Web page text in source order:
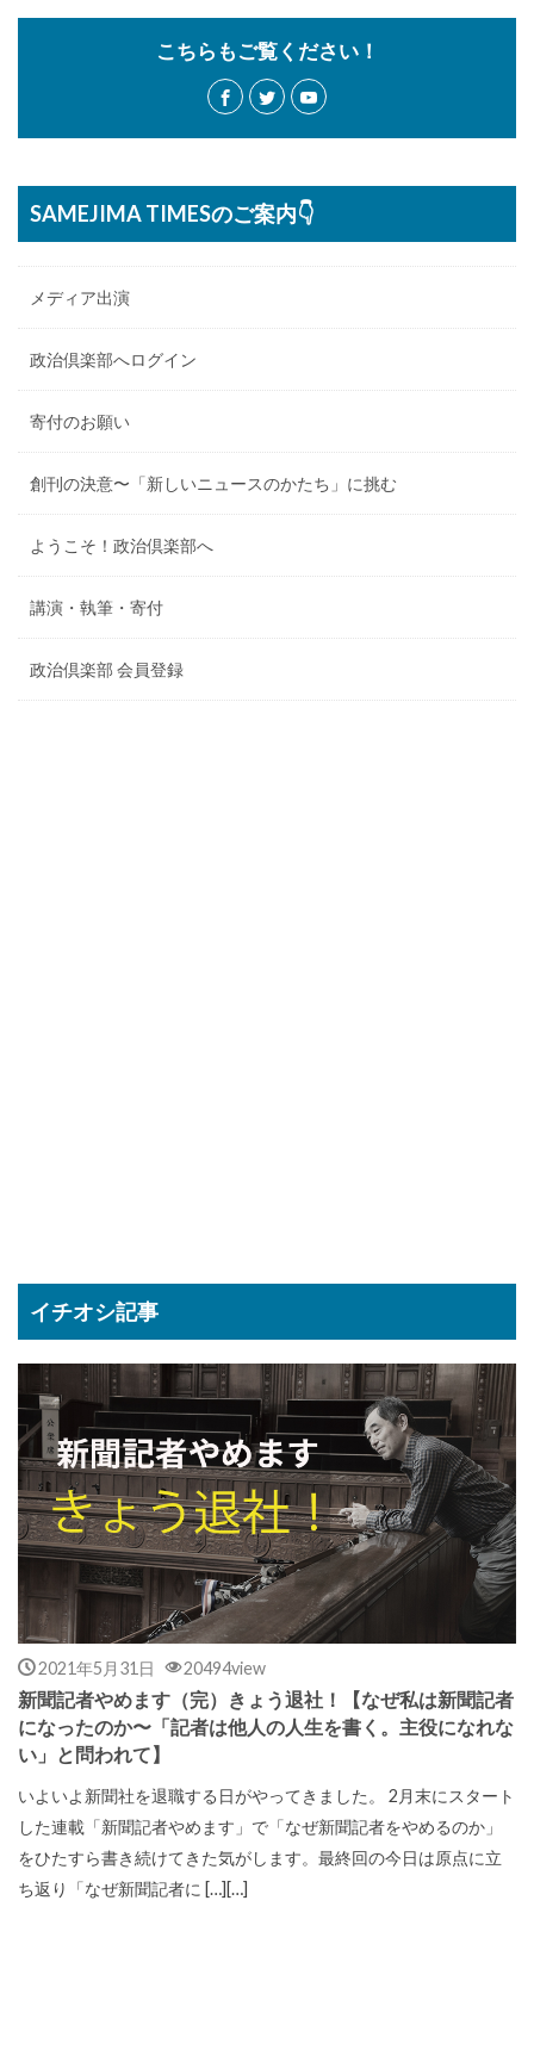
こちらもご覧ください！
SAMEJIMA TIMESのご案内👇
メディア出演
政治倶楽部へログイン
寄付のお願い
創刊の決意〜「新しいニュースのかたち」に挑む
ようこそ！政治倶楽部へ
講演・執筆・寄付
政治倶楽部 会員登録
イチオシ記事
2021年5月31日 20494view
新聞記者やめます（完）きょう退社！【なぜ私は新聞記者
になったのか〜「記者は他人の人生を書く。主役になれな
い」と問われて】
いよいよ新聞社を退職する日がやってきました。 2月末にスタート
した連載「新聞記者やめます」で「なぜ新聞記者をやめるのか」
をひたすら書き続けてきた気がします。最終回の今日は原点に立
ち返り「なぜ新聞記者に […][…]